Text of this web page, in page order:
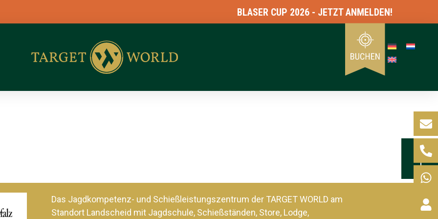
BLASER CUP 2026 - JETZT ANMELDEN!
Das Jagdkompetenz- und Schießleistungszentrum der TARGET WORLD am
Standort Landscheid mit Jagdschule, Schießständen, Store, Lodge,